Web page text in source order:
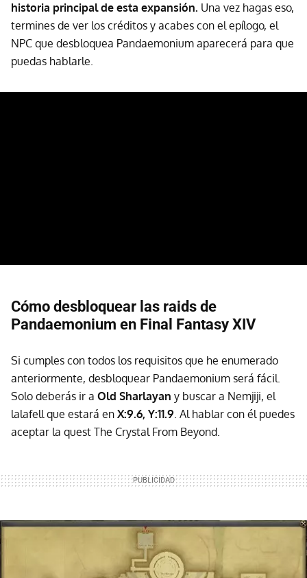
historia principal de esta expansión. Una vez hagas eso,
termines de ver los créditos y acabes con el epílogo, el
NPC que desbloquea Pandaemonium aparecerá para que
puedas hablarle.
Cómo desbloquear las raids de
Pandaemonium en Final Fantasy XIV
Si cumples con todos los requisitos que he enumerado
anteriormente, desbloquear Pandaemonium será fácil.
Solo deberás ir a Old Sharlayan y buscar a Nemjiji, el
lalafell que estará en X:9.6, Y:11.9 . Al hablar con él puedes
aceptar la quest The Crystal From Beyond.